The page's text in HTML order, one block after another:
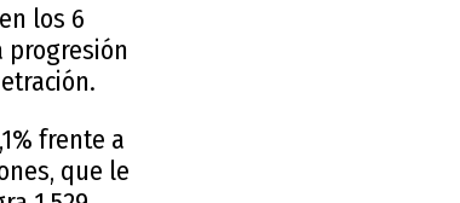
los 6
progresión
frente a
que le